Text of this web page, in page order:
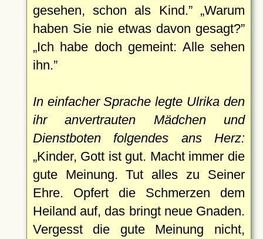
gesehen, schon als Kind.
Warum
haben Sie nie etwas davon gesagt?
Ich habe doch gemeint: Alle sehen
ihn.
In einfacher Sprache legte Ulrika den
ihr anvertrauten Mädchen und
Dienstboten folgendes ans Herz:
Kinder, Gott ist gut. Macht immer die
gute Meinung. Tut alles zu Seiner
Ehre. Opfert die Schmerzen dem
Heiland auf, das bringt neue Gnaden.
Vergesst die gute Meinung nicht,